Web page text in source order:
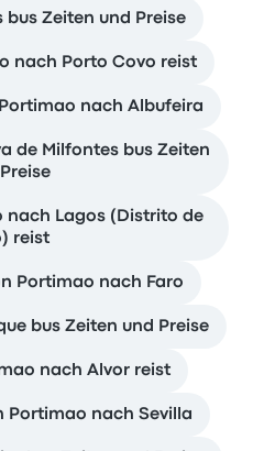
bus Zeiten und Preise
nach Porto Covo reist
nach Albufeira
de Milfontes bus Zeiten
nach Lagos (Distrito de
reist
Portimao nach Faro
bus Zeiten und Preise
nach Alvor reist
Portimao nach Sevilla